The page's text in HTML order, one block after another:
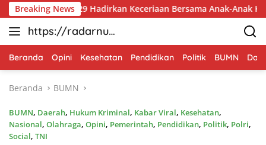
Langsung
ke
konten
Breaking News
Ke-129 Hadirkan Keceriaan Bersama Anak-Anak Kampung
https://radarnus
antara.net
Beranda Opini Kesehatan Pendidikan Politik BUMN
Beranda BUMN
BUMN, Daerah, Hukum Kriminal, Kabar Viral, Kesehatan,
Nasional, Olahraga, Opini, Pemerintah, Pendidikan, Politik, Polri,
Social, TNI